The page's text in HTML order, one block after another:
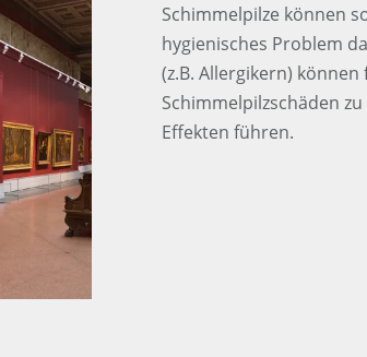
Schimmelpilze können
hygienisches Problem
(z.B. Allergikern)
Schimmelpilzschäden
Effekten führen.